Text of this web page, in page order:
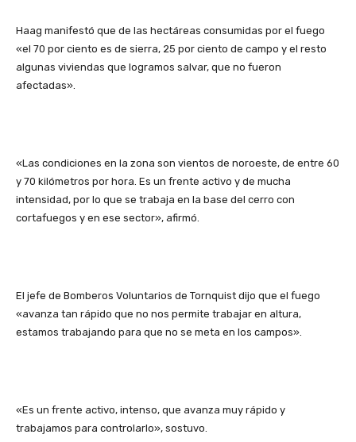
Haag manifestó que de las hectáreas consumidas por el fuego
«el 70 por ciento es de sierra, 25 por ciento de campo y el resto
algunas viviendas que logramos salvar, que no fueron
afectadas».
«Las condiciones en la zona son vientos de noroeste, de entre 60
y 70 kilómetros por hora. Es un frente activo y de mucha
intensidad, por lo que se trabaja en la base del cerro con
cortafuegos y en ese sector», afirmó.
El jefe de Bomberos Voluntarios de Tornquist dijo que el fuego
«avanza tan rápido que no nos permite trabajar en altura,
estamos trabajando para que no se meta en los campos».
«Es un frente activo, intenso, que avanza muy rápido y
trabajamos para controlarlo», sostuvo.